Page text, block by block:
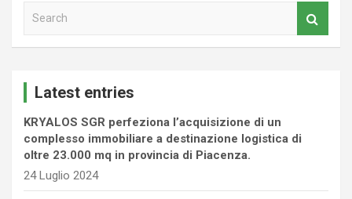
Latest entries
KRYALOS SGR perfeziona l’acquisizione di un
complesso immobiliare a destinazione logistica di
oltre 23.000 mq in provincia di Piacenza.
24 Luglio 2024